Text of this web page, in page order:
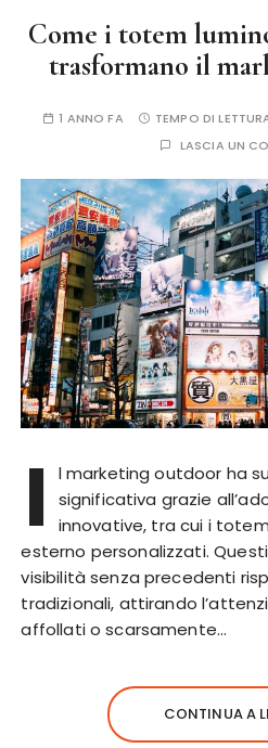
Come i totem
trasformano il
1 ANNO FA TEMPO DI
LASCIA UN
I
l marketing outdoor ha
significativa grazie
innovative, tra cui i
esterno personalizzati.
visibilità senza precedenti
tradizionali, attirando
affollati o scarsamente…
CONTINUA A